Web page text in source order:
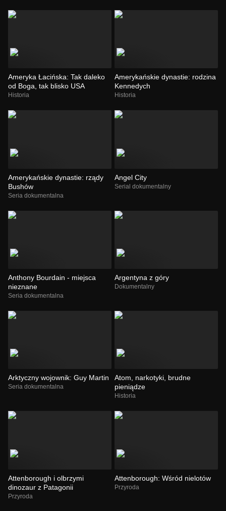
Ameryka Łacińska: Tak daleko
od Boga, tak blisko USA
Historia
Amerykańskie dynastie: rodzina
Kennedych
Historia
Amerykańskie dynastie: rządy
Bushów
Seria dokumentalna
Angel City
Serial dokumentalny
Anthony Bourdain - miejsca
nieznane
Seria dokumentalna
Argentyna z góry
Dokumentalny
Arktyczny wojownik: Guy Martin
Seria dokumentalna
Atom, narkotyki, brudne
pieniądze
Historia
Attenborough i olbrzymi
dinozaur z Patagonii
Przyroda
Attenborough: Wśród nielotów
Przyroda